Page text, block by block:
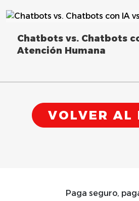
Chatbots vs. Chatbots
Atención Humana
VOLVER AL
Paga seguro,